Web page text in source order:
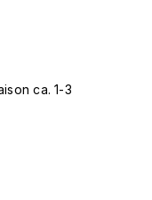
ca. 1-3